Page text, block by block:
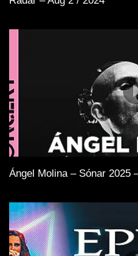
Ángel Molina – Sónar 2025